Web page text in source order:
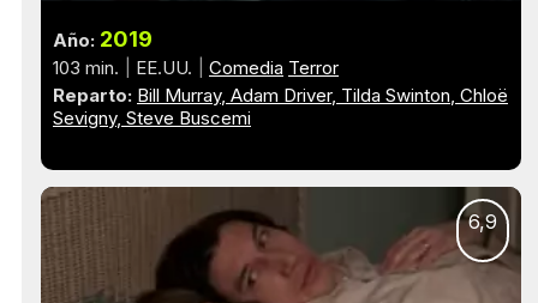
Año: 2019
103 min. EE.UU. Comedia Terror
Reparto: Bill Murray Adam Driver Tilda Swinton Chloë
Sevigny Steve Buscemi
6,9